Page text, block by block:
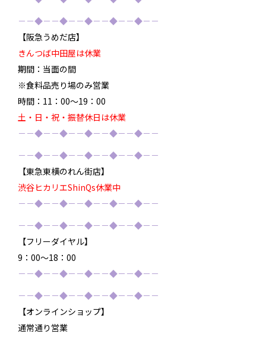
－－◆－－◆－－◆－－◆－－◆－－
【阪急うめだ店】
きんつば中田屋は休業
期間：当面の間
※食料品売り場のみ営業
時間：11：00～19：00
土・日・祝・振替休日は休業
－－◆－－◆－－◆－－◆－－◆－－
－－◆－－◆－－◆－－◆－－◆－－
【東急東横のれん街店】
渋谷ヒカリエShinQs休業中
－－◆－－◆－－◆－－◆－－◆－－
－－◆－－◆－－◆－－◆－－◆－－
【フリーダイヤル】
9：00～18：00
－－◆－－◆－－◆－－◆－－◆－－
－－◆－－◆－－◆－－◆－－◆－－
【オンラインショップ】
通常通り営業